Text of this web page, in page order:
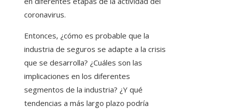
coronavirus.
Entonces, ¿cómo es probable que la
industria de seguros se adapte a la crisis
que se desarrolla? ¿Cuáles son las
implicaciones en los diferentes
segmentos de la industria? ¿Y qué
tendencias a más largo plazo podría